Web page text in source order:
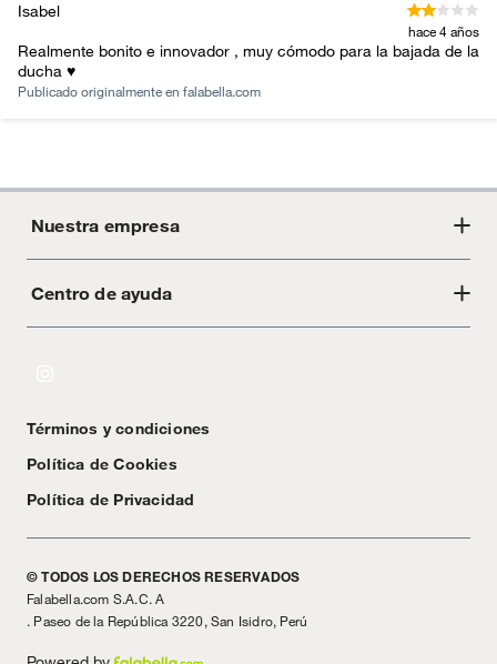
Isabel
hace 4 años
Realmente bonito e innovador , muy cómodo para la bajada de la
ducha ♥️
Publicado originalmente en falabella.com
Nuestra empresa
Acerca de Crate
Centro de ayuda
Textos Legales
Términos y condiciones
Política de Cookies
Política de Privacidad
© TODOS LOS DERECHOS RESERVADOS
Falabella.com S.A.C. A
. Paseo de la República 3220, San Isidro, Perú